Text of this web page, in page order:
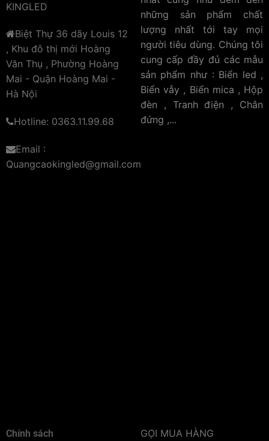
Dễ dàng thay mới: Tiết kiệm thời gian và chi
phí, chỉ từ 30k trong vòng 10s đã biến biển cũ
thành biển quảng cáo mới.
KINGLED
Biệt Thự 36 dãy Louis 12
, Khu đô thị mới Hoàng
Văn Thụ , Phường Hoàng
Mai - Quận Hoàng Mai -
Hà Nội
Hotline: 0363.11.99.68
Email :
Quangcaokingled@gmail.com
những sản phẩm chất
lượng nhất tới tay mọi
người tiêu dùng. Chúng tôi
cung cấp đầy đủ các mẫu
sản phẩm như : Biển led ,
Biển vẫy , Biển mica , Hộp
đèn , Tranh điện , Chân
đứng ,...
Chính sách GỌI MUA HÀNG